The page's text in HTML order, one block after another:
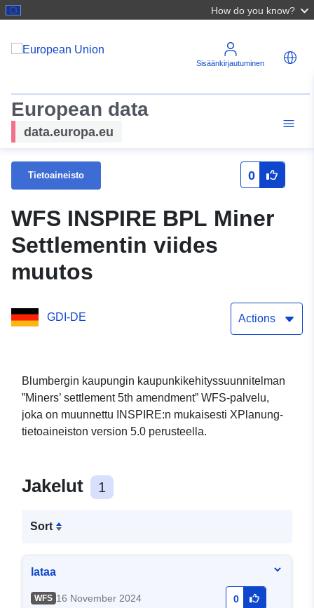
How do you know?
Sisäänkirjautuminen
European data
data.europa.eu
Tietoaineisto 0
WFS INSPIRE BPL Miner
Settlementin viides
muutos
GDI-DE Actions
Blumbergin kaupungin kaupunkikehityssuunnitelman
”Miners’ settlement 5th amendment” WFS-palvelu,
joka on muunnettu INSPIRE:n mukaisesti XPlanung-
tietoaineiston version 5.0 perusteella.
Jakelut 1
Sort
lataa
WFS 16 November 2024 0